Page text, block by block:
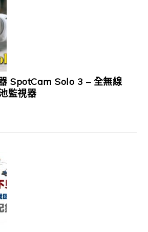
SpotCam Solo 3 – 全無線
監視器